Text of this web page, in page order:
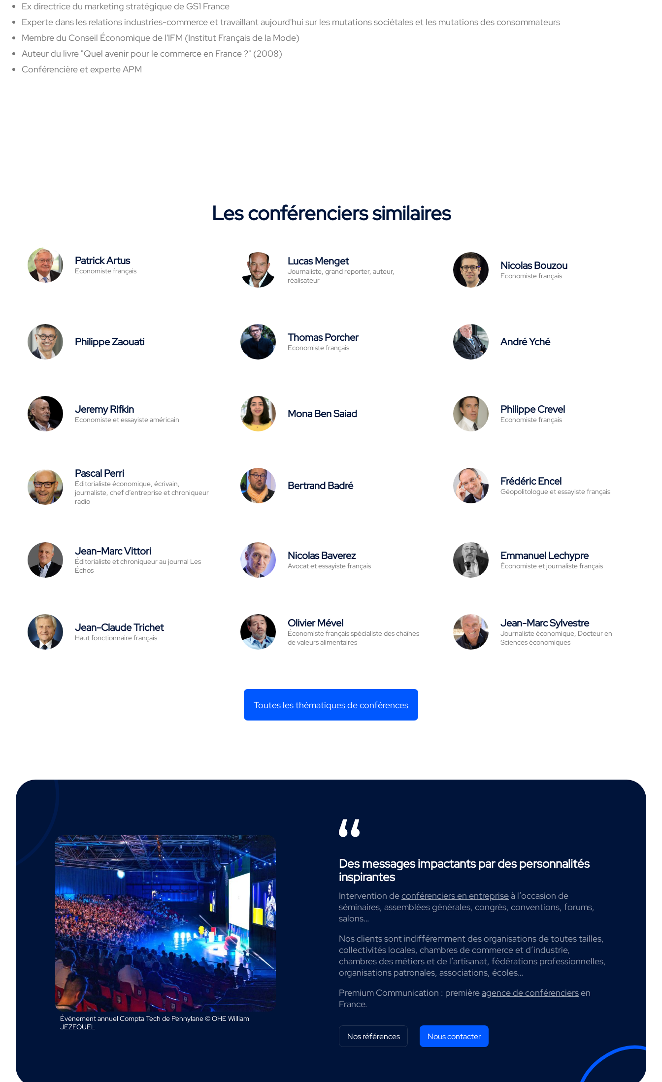
Ex directrice du marketing stratégique de GS1 France
Expertedans les relations industries-commerce ettravaillantaujourd'hui sur les mutations sociétales et les mutations desconsommateurs
Membredu Conseil Économique de l'IFM (Institut Français de la Mode)
Auteur du livre "Quel avenir pour le commerce en France ?" (2008)
Conférencière et experte APM
Les conférenciers similaires
Patrick Artus
Economiste français
Lucas Menget
Journaliste, grand reporter, auteur,
réalisateur
Nicolas Bouzou
Economiste français
Philippe Zaouati Thomas Porcher
Economiste français André Yché
Jeremy Rifkin
Economiste et essayiste américain Mona Ben Saiad Philippe Crevel
Economiste français
Pascal Perri
Éditorialiste économique, écrivain,
journaliste, chef d’entreprise et chroniqueur
radio
Bertrand Badré Frédéric Encel
Géopolitologue et essayiste français
Jean-Marc Vittori
Éditorialiste et chroniqueur au journal Les
Échos
Nicolas Baverez
Avocat et essayiste français
Emmanuel Lechypre
Économiste et journaliste français
Jean-Claude Trichet
Haut fonctionnaire français
Olivier Mével
Économiste français spécialiste des chaînes
de valeurs alimentaires
Jean-Marc Sylvestre
Journaliste économique, Docteur en
Sciences économiques
Toutes les thématiques de conférences
Événement annuel Compta Tech de Pennylane © OHE William
JEZEQUEL
Des messages impactants par des personnalités
inspirantes
Intervention deconférenciers en entrepriseà l’occasion de
séminaires, assemblées générales, congrès, conventions, forums,
salons…
Nos clients sont indifféremment des organisations de toutes tailles,
collectivités locales, chambres de commerce et d’industrie,
chambres des métiers et de l’artisanat, fédérations professionnelles,
organisations patronales, associations, écoles…
Premium Communication : premièreagence de conférenciersen
France.
Nos références Nous contacter